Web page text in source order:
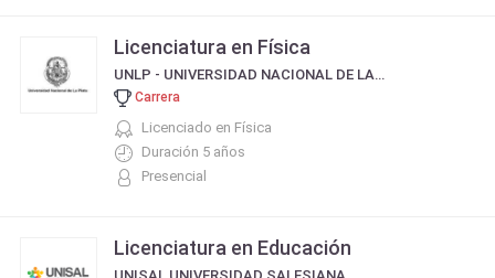
Licenciatura en Física
UNLP - UNIVERSIDAD NACIONAL DE LA PLATA
Carrera
Licenciado en Física
Duración 5 años
Presencial
Licenciatura en Educación